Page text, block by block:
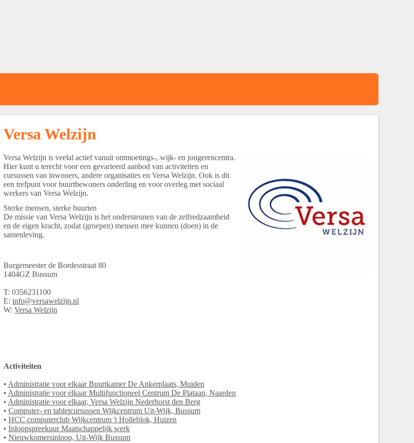
Versa Welzijn
Versa Welzijn is veelal actief vanuit ontmoetings-, wijk- en jongerencentra.
Hier kunt u terecht voor een gevarieerd aanbod van activiteiten en
cursussen van inwoners, andere organisaties en Versa Welzijn. Ook is dit
een trefpunt voor buurtbewoners onderling en voor overleg met sociaal
werkers van Versa Welzijn.
Sterke mensen, sterke buurten
De missie van Versa Welzijn is het ondersteunen van de zelfredzaamheid
en de eigen kracht, zodat (groepen) mensen mee kunnen (doen) in de
samenleving.
Burgemeester de Bordesstraat 80
1404GZ Bussum
T: 0356231100
E: info@versawelzijn.nl
W: Versa Welzijn
Activiteiten
• Administratie voor elkaar Buurtkamer De Ankerplaats, Muiden
• Administratie voor elkaar Multifunctioneel Centrum De Plataan, Naarden
• Administratie voor elkaar, Versa Welzijn Nederhorst den Berg
• Computer- en tabletcursussen Wijkcentrum Uit-Wijk, Bussum
• HCC computerclub Wijkcentrum 't Holleblok, Huizen
• Inloopspreekuur Maatschappelijk werk
• Nieuwkomersinloop, Uit-Wijk Bussum